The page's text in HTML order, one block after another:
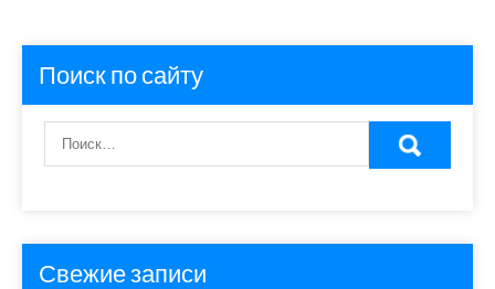
Поиск по сайту
Свежие записи